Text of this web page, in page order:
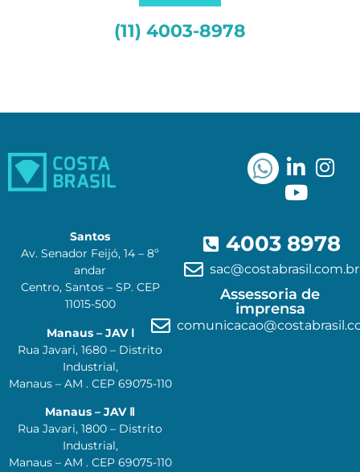
(11) 4003-8978
Santos
Av. Senador Feijó, 14 – 8º
andar
Centro, Santos – SP. CEP
11015-500
Manaus – JAV Ⅰ
Rua Javari, 1680 – Distrito
Industrial,
Manaus – AM . CEP 69075-110
Manaus – JAV Ⅱ
Rua Javari, 1800 – Distrito
Industrial,
Manaus – AM . CEP 69075-110
4003 8978
sac@costabrasil.com.br
Assessoria de
imprensa